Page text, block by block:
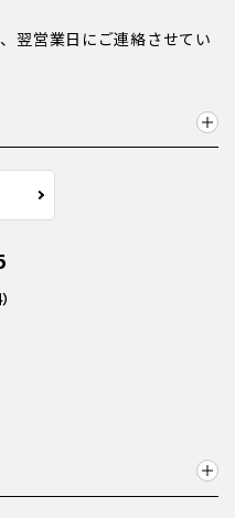
翌営業日にご連絡させてい